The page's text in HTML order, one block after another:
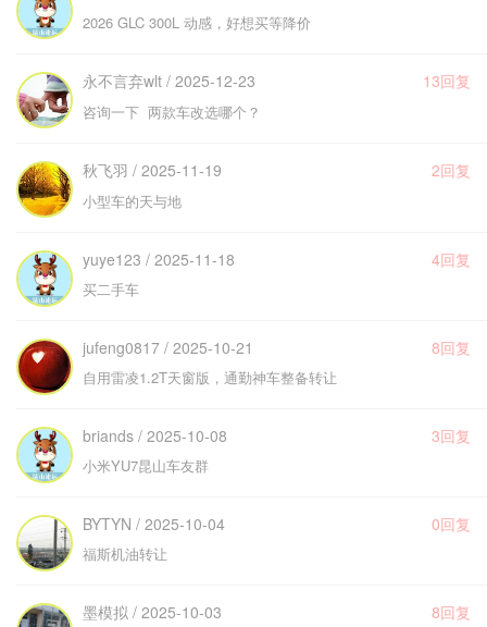
2026 GLC 300L 动感，好想买等降价
永不言弃wlt / 2025-12-23 13回复
咨询一下 两款车改选哪个？
秋飞羽 / 2025-11-19 2回复
小型车的天与地
yuye123 / 2025-11-18 4回复
买二手车
jufeng0817 / 2025-10-21 8回复
自用雷凌1.2T天窗版，通勤神车整备转让
briands / 2025-10-08 3回复
小米YU7昆山车友群
BYTYN / 2025-10-04 0回复
福斯机油转让
墨模拟 / 2025-10-03 8回复